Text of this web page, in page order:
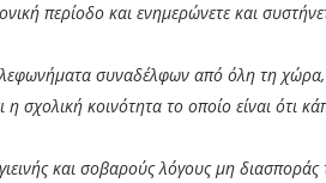
περίοδο και ενημερώνετε και
συναδέλφων από όλη τη
η σχολική κοινότητα το οποίο είναι ότι
και σοβαρούς λόγους μη διασποράς